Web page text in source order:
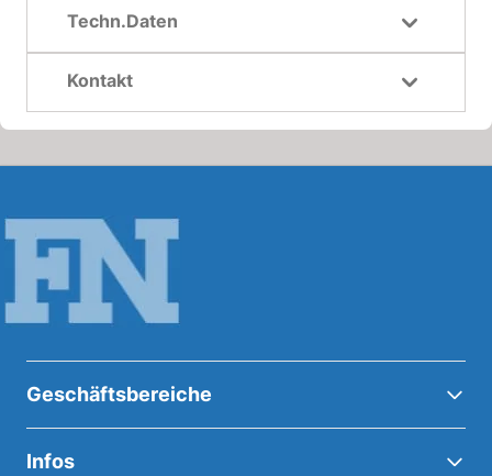
Techn.Daten
Kontakt
Geschäftsbereiche
Infos